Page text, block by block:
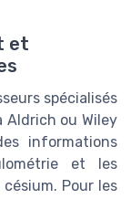
et
spécialisés
Aldrich ou Wiley
informations
et les
Pour les